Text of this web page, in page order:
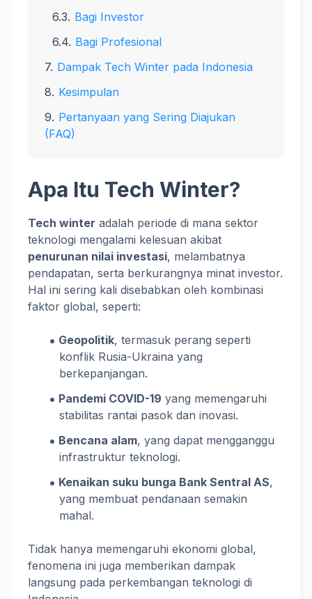
Bagi Investor
Bagi Profesional
Dampak Tech Winter pada Indonesia
Kesimpulan
Pertanyaan yang Sering Diajukan
(FAQ)
Apa Itu Tech Winter?
Tech winter adalah periode di mana sektor
teknologi mengalami kelesuan akibat
penurunan nilai investasi, melambatnya
pendapatan, serta berkurangnya minat investor.
Hal ini sering kali disebabkan oleh kombinasi
faktor global, seperti:
Geopolitik, termasuk perang seperti
konflik Rusia-Ukraina yang
berkepanjangan.
Pandemi COVID-19 yang memengaruhi
stabilitas rantai pasok dan inovasi.
Bencana alam, yang dapat mengganggu
infrastruktur teknologi.
Kenaikan suku bunga Bank Sentral AS,
yang membuat pendanaan semakin
mahal.
Tidak hanya memengaruhi ekonomi global,
fenomena ini juga memberikan dampak
langsung pada perkembangan teknologi di